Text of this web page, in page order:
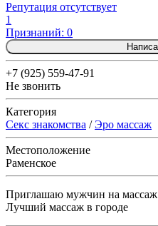
Репутация отсутствует
1
Признаний: 0
+7 (925) 559-47-91
Не звонить
Категория
Секс знакомства /Эро массаж
Местоположение
Раменское
Приглашаю мужчин на
Лучший массаж в городе